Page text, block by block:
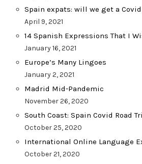
Spain expats: will we get a
April 9, 2021
14 Spanish Expressions That I
January 16, 2021
Europe’s Many Lingoes
January 2, 2021
Madrid Mid-Pandemic
November 26, 2020
South Coast: Spain Covid Road
October 25, 2020
International Online Language
October 21, 2020